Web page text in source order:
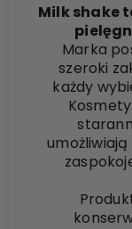
Milk shake
Marka
szeroki
każdy